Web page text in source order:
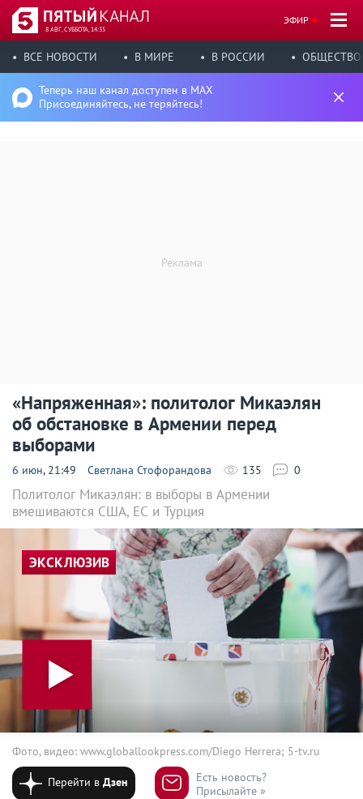
8 АВГ, СУББОТА, 14:35
ЭФИР
ВСЕ НОВОСТИ В МИРЕ В РОССИИ ОБЩЕСТВО
Теперь наш канал доступен в MAX
Присоединяйтесь, не теряйтесь!
«Напряженная»: политолог Микаэлян
об обстановке в Армении перед
выборами
6 июн, 21:49 Светлана Стофорандова 135 0
Политолог Микаэлян: в выборы в Армении
вмешиваются США, ЕС и Турция
ЭКСКЛЮЗИВ
Фото, видео: www.globallookpress.com/Diego Herrera; 5-tv.ru
Перейти вДзен
Есть новость?
Присылайте »